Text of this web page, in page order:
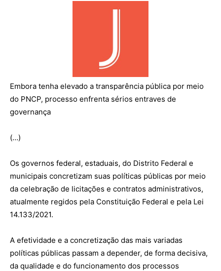
Embora tenha elevado a transparência pública por meio
do PNCP, processo enfrenta sérios entraves de
governança
(…)
Os governos federal, estaduais, do Distrito Federal e
municipais concretizam suas políticas públicas por meio
da celebração de licitações e contratos administrativos,
atualmente regidos pela Constituição Federal e pela Lei
14.133/2021.
A efetividade e a concretização das mais variadas
políticas públicas passam a depender, de forma decisiva,
da qualidade e do funcionamento dos processos